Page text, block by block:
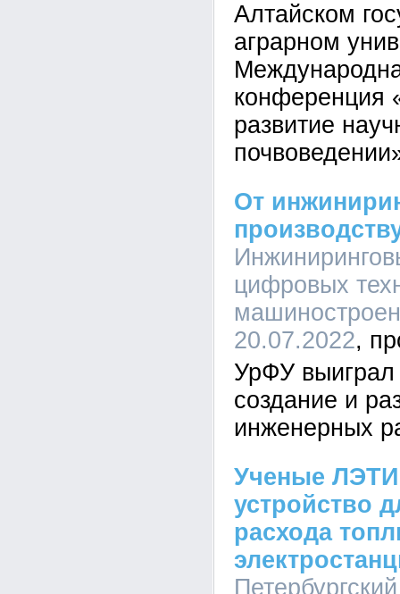
Алтайском
аграрном
конференция
развитие
От
цифровых
20.07.2022
УрФУ выиграл
создание и
инженерных
Ученые ЛЭТИ
устройство
расхода
Петербургский